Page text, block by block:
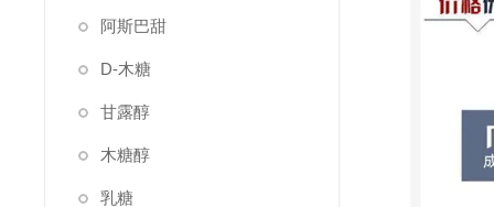
阿斯巴甜
D-木糖
甘露醇
木糖醇
乳糖